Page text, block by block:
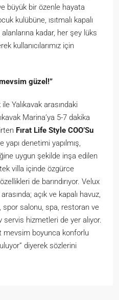
büyük bir özenle hayata
kulübüne, ısıtmalı kapalı
kadar, her şey lüks
kullanıcılarımız için
güzel!”
Yalıkavak arasındaki
Marina’ya 5-7 dakika
Fırat Life Style COO’Su
yapı denetimi yapılmış,
uygun şekilde inşa edilen
villa içinde özgürce
de barındırıyor. Velux
açık ve kapalı havuz,
spor salonu, spa, restoran ve
hizmetleri de yer alıyor.
mevsim boyunca konforlu
diyerek sözlerini